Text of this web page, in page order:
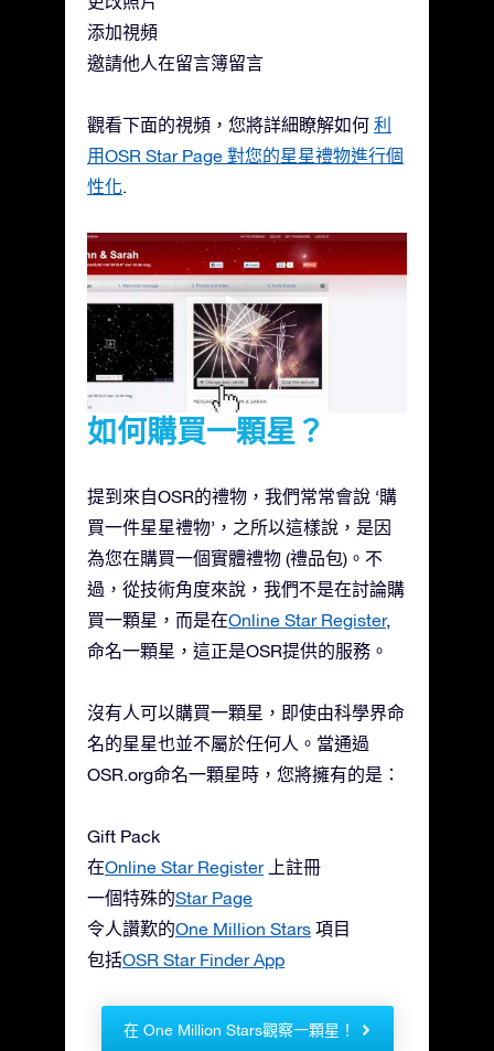
添加視頻
邀請他人在留言簿留言
觀看下面的視頻，您將詳細瞭解如何 利
用OSR Star Page 對您的星星禮物進行個
性化.
如何購買一顆星？
提到來自OSR的禮物，我們常常會說 ‘購
買一件星星禮物’，之所以這樣說，是因
為您在購買一個實體禮物 (禮品包)。不
過，從技術角度來說，我們不是在討論購
買一顆星，而是在Online Star Register,
命名一顆星，這正是OSR提供的服務。
沒有人可以購買一顆星，即使由科學界命
名的星星也並不屬於任何人。當通過
OSR.org命名一顆星時，您將擁有的是：
Gift Pack
在Online Star Register上註冊
一個特殊的Star Page
令人讚歎的One Million Stars 項目
包括OSR Star Finder App
在 One Million Stars觀察一顆星！